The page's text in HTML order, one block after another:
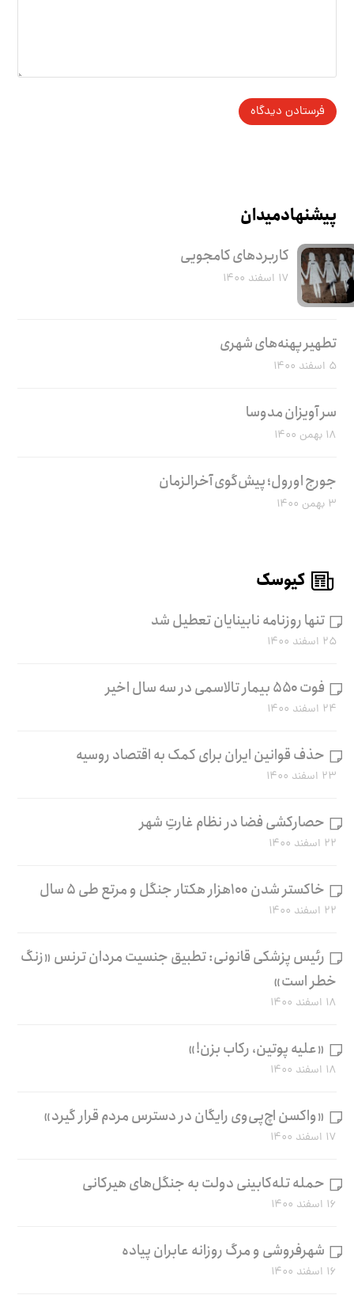
پیشنهاد میدان
کاربرد‌های کامجویی
۱۷ اسفند ۱۴۰۰
تطهیر پهنه‌های شهری
۵ اسفند ۱۴۰۰
سر آویزان مدوسا
۱۸ بهمن ۱۴۰۰
جورج اورول؛ پیش‌گوی آخرالزمان
۳ بهمن ۱۴۰۰
کیوسک
تنها روزنامه نابینایان تعطیل شد
۲۵ اسفند ۱۴۰۰
فوت ۵۵۰ بیمار تالاسمی در سه سال اخیر
۲۴ اسفند ۱۴۰۰
حذف قوانین ایران برای کمک به اقتصاد روسیه
۲۳ اسفند ۱۴۰۰
حصارکشی فضا در نظام غارتِ شهر
۲۲ اسفند ۱۴۰۰
خاکستر شدن ۱۰۰هزار هکتار جنگل و مرتع طی ۵ سال
۲۲ اسفند ۱۴۰۰
رئیس پزشکی قانونی: تطبیق جنسیت مردان ترنس «زنگ
خطر است»
۱۸ اسفند ۱۴۰۰
«علیه پوتین، رکاب بزن!»
۱۸ اسفند ۱۴۰۰
«واکسن اچ‌پی‌وی رایگان در دسترس مردم قرار گیرد»
۱۷ اسفند ۱۴۰۰
حمله تله‌کابینی دولت به جنگل‌های هیرکانی
۱۶ اسفند ۱۴۰۰
شهرفروشی و مرگ روزانه عابران پیاده
۱۶ اسفند ۱۴۰۰